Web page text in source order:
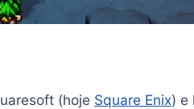
(hoje Square Enix) e